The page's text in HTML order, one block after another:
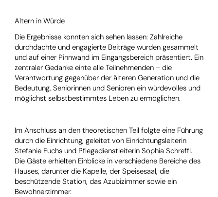
Altern in Würde
Die Ergebnisse konnten sich sehen lassen: Zahlreiche
durchdachte und engagierte Beiträge wurden gesammelt
und auf einer Pinnwand im Eingangsbereich präsentiert. Ein
zentraler Gedanke einte alle Teilnehmenden – die
Verantwortung gegenüber der älteren Generation und die
Bedeutung, Seniorinnen und Senioren ein würdevolles und
möglichst selbstbestimmtes Leben zu ermöglichen.
Im Anschluss an den theoretischen Teil folgte eine Führung
durch die Einrichtung, geleitet von Einrichtungsleiterin
Stefanie Fuchs und Pflegedienstleiterin Sophia Schreffl.
Die Gäste erhielten Einblicke in verschiedene Bereiche des
Hauses, darunter die Kapelle, der Speisesaal, die
beschützende Station, das Azubizimmer sowie ein
Bewohnerzimmer.